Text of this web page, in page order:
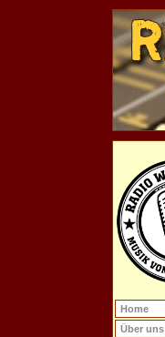
Home
Über uns